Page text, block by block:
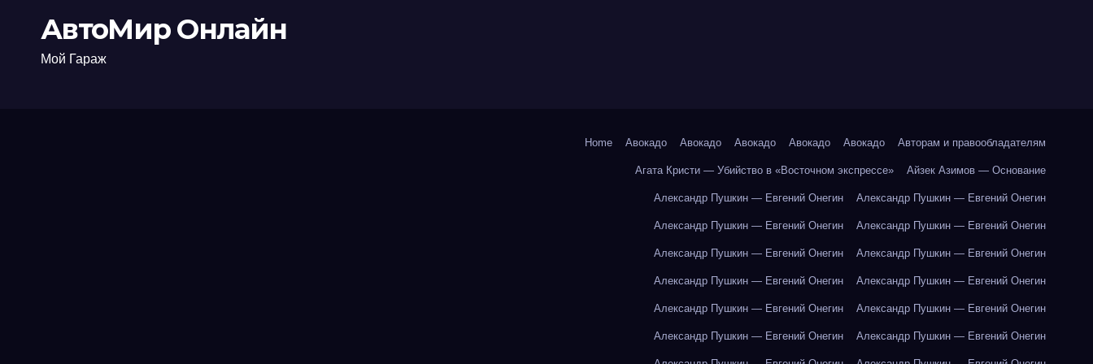
АвтоМир Онлайн
Мой Гараж
Home Авокадо Авокадо Авокадо Авокадо Авокадо Авторам и правообладателям
Агата Кристи — Убийство в «Восточном экспрессе» Айзек Азимов — Основание
Александр Пушкин — Евгений Онегин Александр Пушкин — Евгений Онегин
Александр Пушкин — Евгений Онегин Александр Пушкин — Евгений Онегин
Александр Пушкин — Евгений Онегин Александр Пушкин — Евгений Онегин
Александр Пушкин — Евгений Онегин Александр Пушкин — Евгений Онегин
Александр Пушкин — Евгений Онегин Александр Пушкин — Евгений Онегин
Александр Пушкин — Евгений Онегин Александр Пушкин — Евгений Онегин